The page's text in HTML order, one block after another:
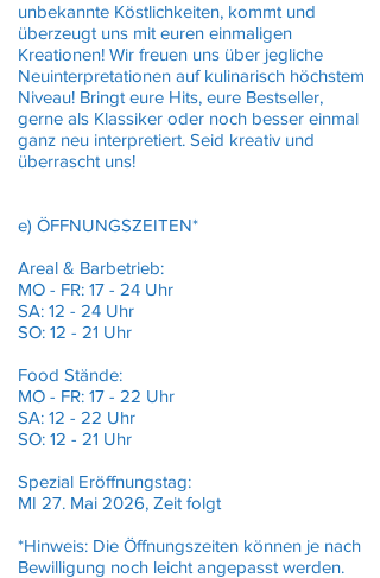
unbekannte Köstlichkeiten, kommt und
überzeugt uns mit euren einmaligen
Kreationen! Wir freuen uns über jegliche
Neuinterpretationen auf kulinarisch höchstem
Niveau! Bringt eure Hits, eure Bestseller,
gerne als Klassiker oder noch besser einmal
ganz neu interpretiert. Seid kreativ und
überrascht uns!
e) ÖFFNUNGSZEITEN*
Areal & Barbetrieb:
MO - FR: 17 - 24 Uhr
SA: 12 - 24 Uhr
SO: 12 - 21 Uhr
Food Stände:
MO - FR: 17 - 22 Uhr
SA: 12 - 22 Uhr
SO: 12 - 21 Uhr
Spezial Eröffnungstag:
MI 27. Mai 2026, Zeit folgt
*Hinweis: Die Öffnungszeiten können je nach
Bewilligung noch leicht angepasst werden.